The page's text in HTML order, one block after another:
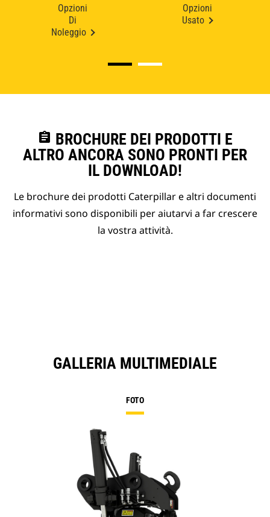
Opzioni
Di
Noleggio
Opzioni
Usato
assignment BROCHURE DEI PRODOTTI E
ALTRO ANCORA SONO PRONTI PER
IL DOWNLOAD!
Le brochure dei prodotti Caterpillar e altri documenti
informativi sono disponibili per aiutarvi a far crescere
la vostra attività.
GALLERIA MULTIMEDIALE
FOTO